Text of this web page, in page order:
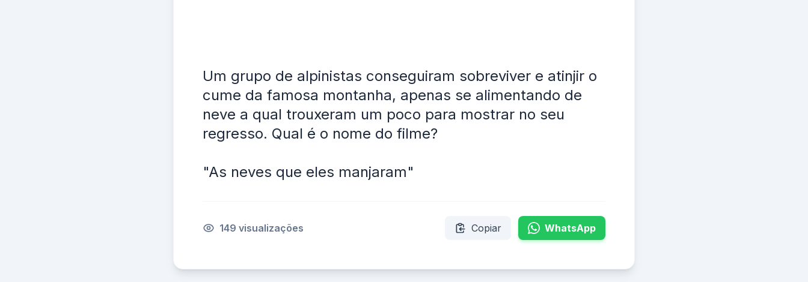
Um grupo de alpinistas conseguiram sobreviver e atinjir o
cume da famosa montanha, apenas se alimentando de
neve a qual trouxeram um poco para mostrar no seu
regresso. Qual é o nome do filme?
"As neves que eles manjaram"
149 visualizações Copiar WhatsApp